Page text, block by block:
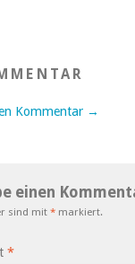
Kommentar →
einen
sind mit * markiert.
*